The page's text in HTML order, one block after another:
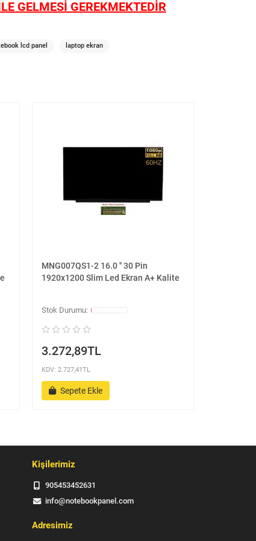
GELMESİ GEREKMEKTEDİR
lcd panel laptop ekran
MNG007QS1-2 16.0 '' 30 Pin
1920x1200 Slim Led Ekran A+ Kalite
3.272,89TL
KDV: 2.727,41TL
Sepete Ekle
Kişilerimiz
905453452631
info@notebookpanel.com
Adresimiz